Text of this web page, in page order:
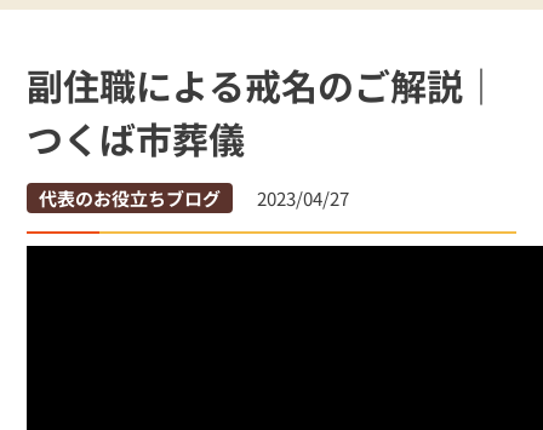
副住職による戒名のご解説｜
つくば市葬儀
代表のお役立ちブログ 2023/04/27